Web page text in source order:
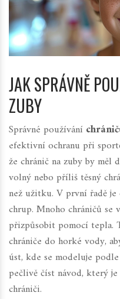
JAK SPRÁVNĚ
ZUBY
Správné používání
efektivní ochranu při
že chránič na zuby by měl
volný nebo příliš těsný
než užitku. V první řadě
chrup. Mnoho chráničů se
přizpůsobit pomocí tepla.
chrániče do horké vody,
úst, kde se modeluje
pečlivě číst návod, který
chrániči.